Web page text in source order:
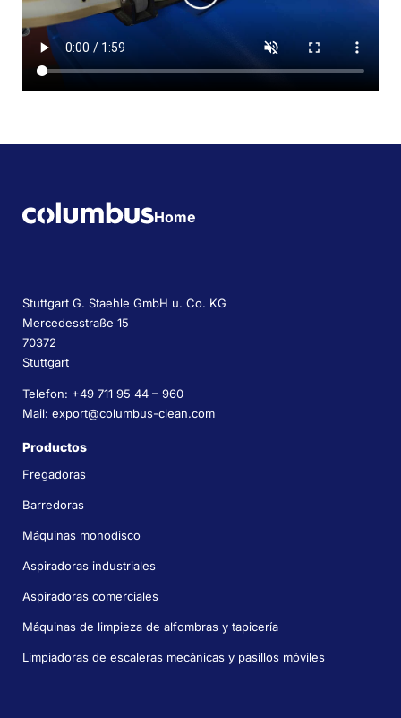
Home
Stuttgart G. Staehle GmbH u. Co. KG
Mercedesstraße 15
70372
Stuttgart
Telefon: +49 711 95 44 – 960
Mail: export@columbus-clean.com
Productos
Fregadoras
Barredoras
Máquinas monodisco
Aspiradoras industriales
Aspiradoras comerciales
Máquinas de limpieza de alfombras y tapicería
Limpiadoras de escaleras mecánicas y pasillos móviles